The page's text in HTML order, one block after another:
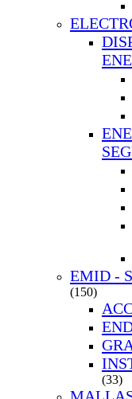
EMID -
(150)
(33)